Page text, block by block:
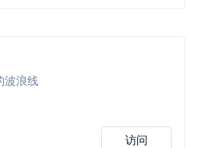
波浪线
访问